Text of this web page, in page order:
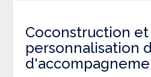
Coconstruction et
personnalisation